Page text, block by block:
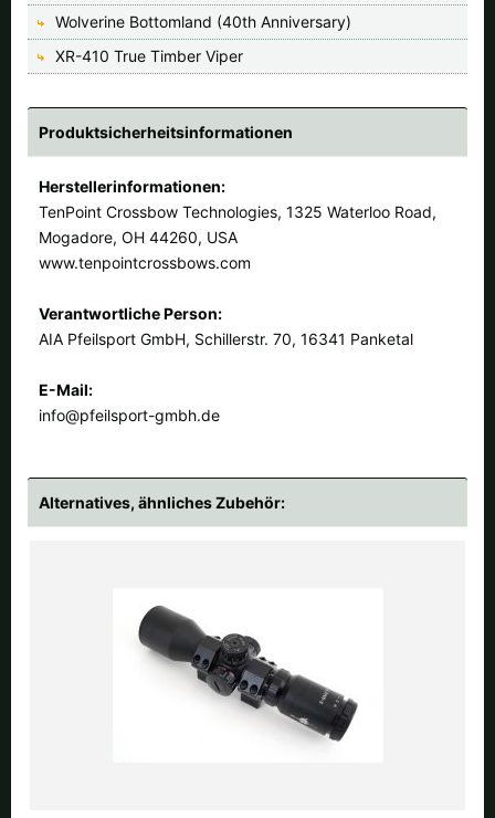
Wolverine Bottomland (40th Anniversary)
XR-410 True Timber Viper
Produktsicherheitsinformationen
Herstellerinformationen:
TenPoint Crossbow Technologies, 1325 Waterloo Road,
Mogadore, OH 44260, USA
www.tenpointcrossbows.com
Verantwortliche Person:
AIA Pfeilsport GmbH, Schillerstr. 70, 16341 Panketal
E-Mail:
info@pfeilsport-gmbh.de
Alternatives, ähnliches Zubehör: